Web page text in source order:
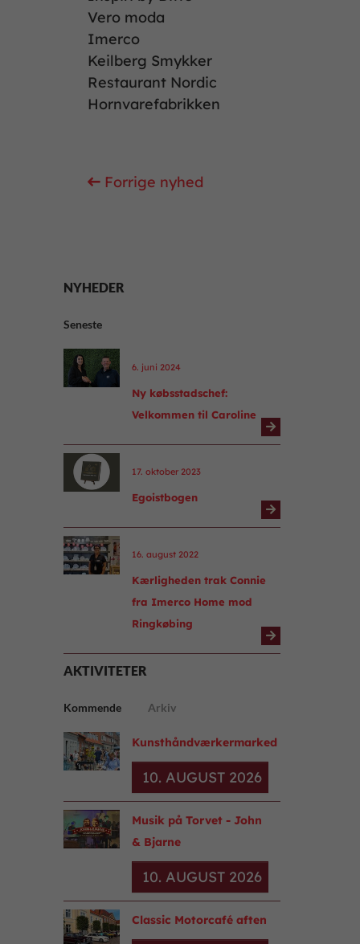
Vero moda
Imerco
Keilberg Smykker
Restaurant Nordic
Hornvarefabrikken
Forrige nyhed
NYHEDER
Seneste
6. juni 2024
Ny købsstadschef:
Velkommen til Caroline
17. oktober 2023
Egoistbogen
16. august 2022
Kærligheden trak Connie
fra Imerco Home mod
Ringkøbing
AKTIVITETER
Kommende Arkiv
Kunsthåndværkermarked
10. AUGUST 2026
Musik på Torvet - John
& Bjarne
10. AUGUST 2026
Classic Motorcafé aften